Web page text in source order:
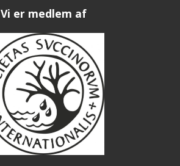
Vi er medlem af